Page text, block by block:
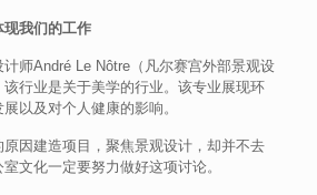
现我们的工作
师André Le Nôtre（凡尔赛宫外部景观设
行业是关于美学的行业。该专业展现环
以及对个人健康的影响。
因建造项目，聚焦景观设计，却并不去
文化一定要努力做好这项讨论。